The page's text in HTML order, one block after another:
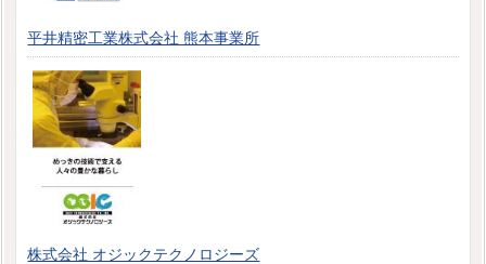
平井精密工業株式会社 熊本事業所
株式会社 オジックテクノロジーズ